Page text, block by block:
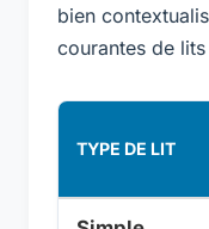
bien
courantes de lits
TYPE DE LIT